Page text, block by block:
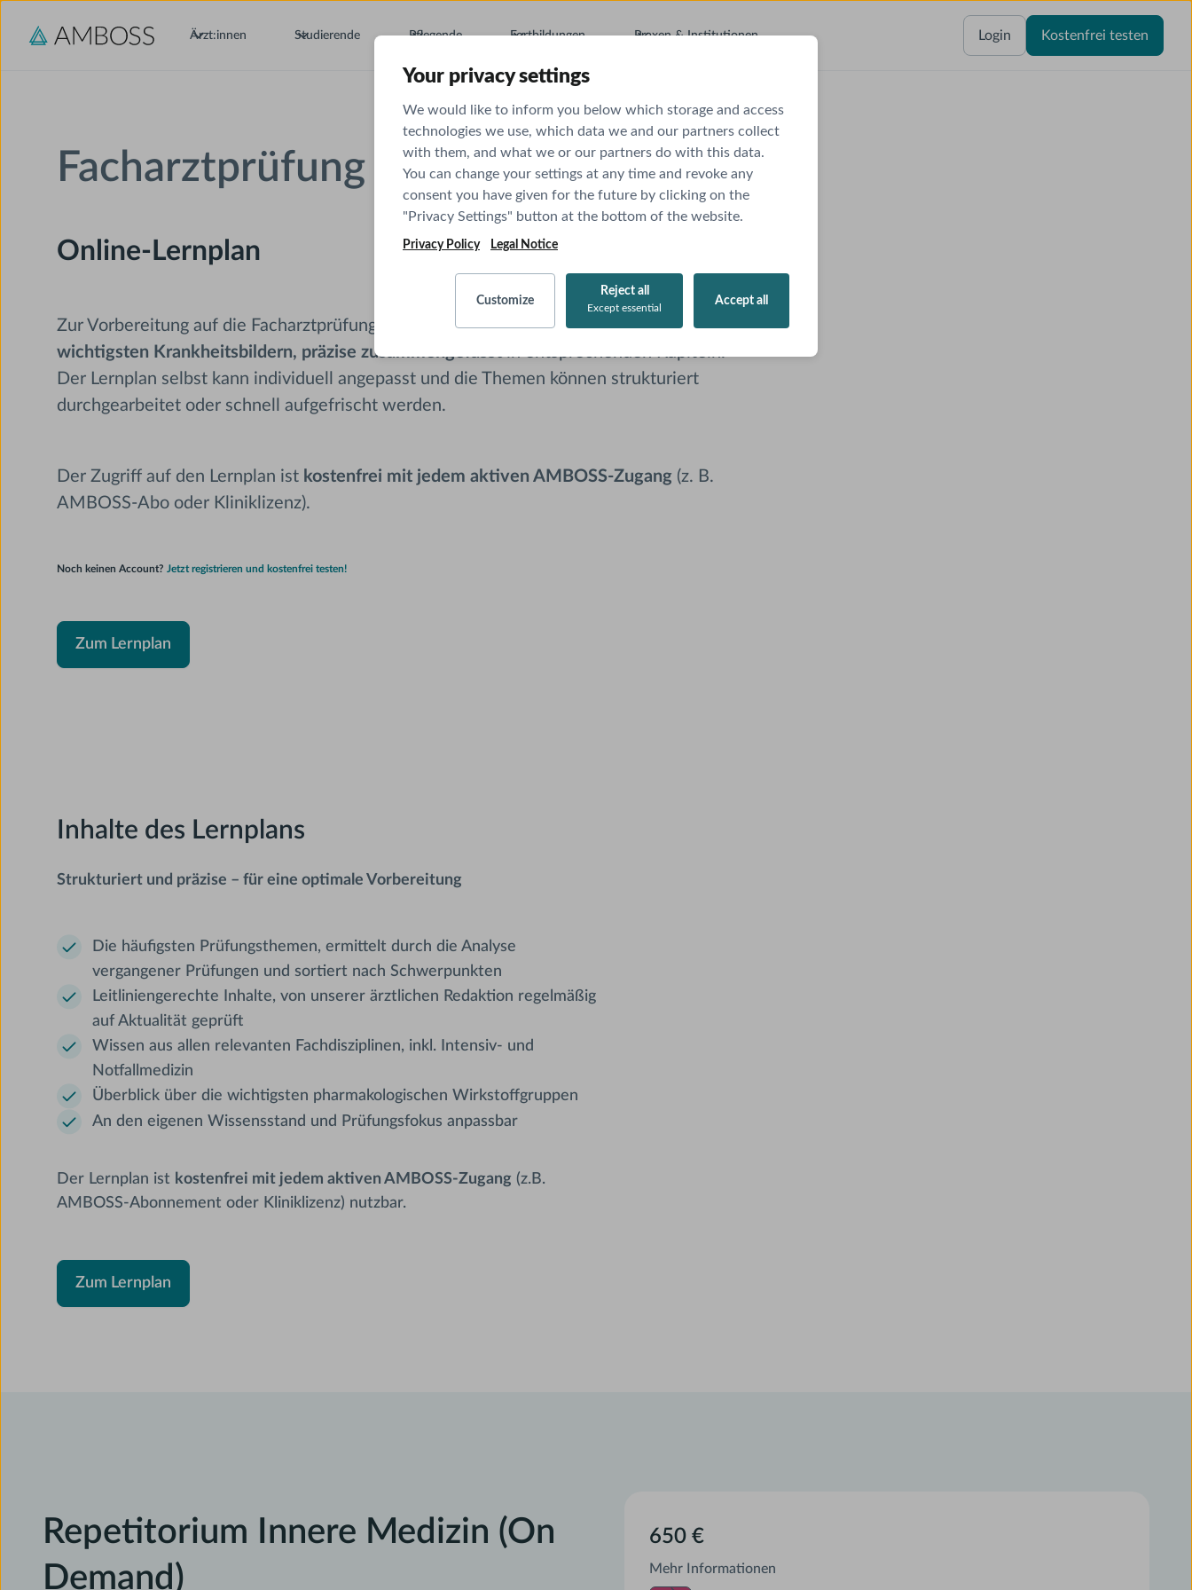
Your privacy settings
We would like to inform you below which storage and access
technologies we use, which data we and our partners collect
with them, and what we or our partners do with this data.
You can change your settings at any time and revoke any
consent you have given for the future by clicking on the
"Privacy Settings" button at the bottom of the website.
Privacy Policy Legal Notice
Customize
Reject all
Except essential
Accept all
Ärzt:innen Studierende Pflegende Fortbildungen Praxen & Institutionen Login Kostenfrei testen
Facharztprüfung Innere Medizin
Online-Lernplan
Zur Vorbereitung auf die Facharztprüfung findest du in AMBOSS einenLernplan mit den
wichtigsten Krankheitsbildern, präzise zusammengefasstin entsprechenden Kapiteln.
Der Lernplan selbst kann individuell angepasst und die Themen können strukturiert
durchgearbeitet oder schnell aufgefrischt werden.
Der Zugriff auf den Lernplan ist kostenfrei mit jedem aktiven AMBOSS-Zugang (z. B.
AMBOSS-Abo oder Kliniklizenz).
Noch keinen Account? Jetzt registrieren und kostenfrei testen!
Zum Lernplan
Inhalte des Lernplans
Strukturiert und präzise – für eine optimale Vorbereitung
Die häufigsten Prüfungsthemen, ermittelt durch die Analyse
vergangener Prüfungen und sortiert nach Schwerpunkten
Leitliniengerechte Inhalte, von unserer ärztlichen Redaktion regelmäßig
auf Aktualität geprüft
Wissen aus allen relevanten Fachdisziplinen, inkl. Intensiv- und
Notfallmedizin
Überblick über die wichtigsten pharmakologischen Wirkstoffgruppen
An den eigenen Wissensstand und Prüfungsfokus anpassbar
Der Lernplan ist kostenfrei mit jedem aktiven AMBOSS-Zugang (z.B.
AMBOSS-Abonnement oder Kliniklizenz) nutzbar.
Zum Lernplan
Repetitorium Innere Medizin (On
Demand)
650 €
Mehr Informationen